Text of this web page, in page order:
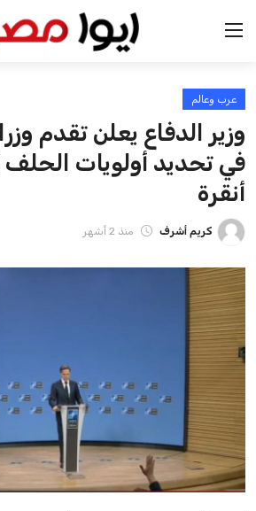
الرئيسية
اخبار مصر
عرب وعالم
اقتصاد
اخبار الرياضة
منوعات
فن وثقافة
علوم وتكنولوجيا
المرأة والجمال
عرب وعالم
وزير الدفاع يعلن تقدم
في تحديد أولويات
أنقرة
كريم أشرف منذ 2 أشهر